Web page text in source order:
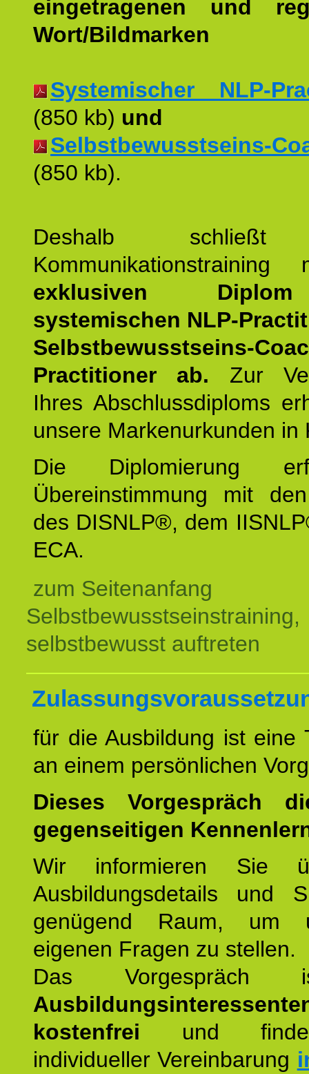
eingetragenen und
Wort/Bildmarken
Systemischer NLP-
(850 kb) und
Selbstbewusstseins-
(850 kb).
Deshalb schließt
exklusiven
systemischen NLP-
Selbstbewusstseins-
Practitioner ab. Zur
Ihres Abschlussdiploms
unsere Markenurkunden in
Die Diplomierung
Übereinstimmung mit
des DISNLP®, dem
ECA.
zum Seitenanfang
Selbstbewusstseinstraining,
selbstbewusst auftreten
für die Ausbildung ist eine
an einem persönlichen
Dieses Vorgespräch
gegenseitigen
Wir informieren Sie
Ausbildungsdetails und
genügend Raum, um
eigenen Fragen zu stellen.
Das
kostenfrei und
individueller Vereinbarung